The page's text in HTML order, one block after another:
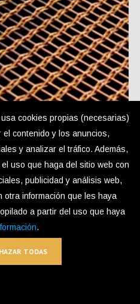
Mesh
cookies propias (necesarias)
contenido y los anuncios,
y analizar el tráfico. Además,
uso que haga del sitio web con
publicidad y análisis web,
otra información que les haya
a partir del uso que haya
.
TODAS